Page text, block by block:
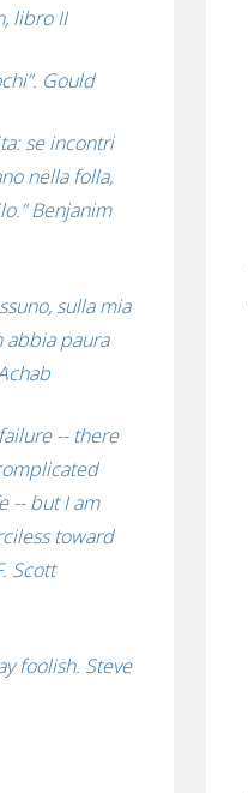
libro II
Gould
se incontri
nella folla,
Benjanim
sulla mia
abbia paura
-- there
-- but I am
toward
Scott
foolish. Steve